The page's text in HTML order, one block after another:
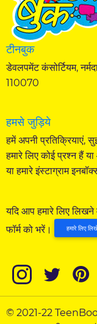
टीनबुक
डेवलपमेंट कंसोर्टियम,
110070
हमसे जुड़िये
हमें अपनी
हमारे लिए कोई प्रश्न हैं
या हमारे इंस्टाग्राम
यदि आप हमारे लिए
फॉर्म को भरें।
हमारे लिए
© 2021-22